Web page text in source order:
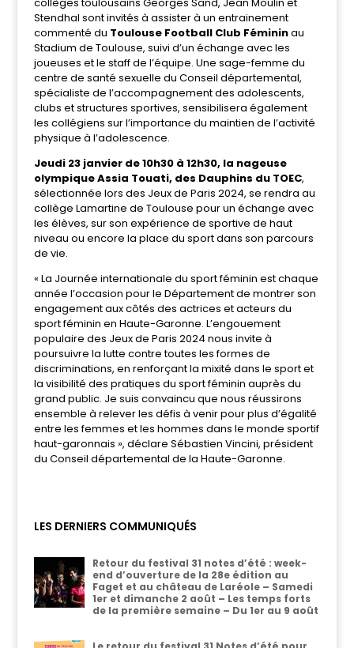
Stendhal sont invités à assister à un entrainement
commenté du Toulouse Football Club Fémininau
Stadium de Toulouse, suivi d’un échange avec les
joueuses et le staff de l’équipe. Une sage-femme du
centre de santé sexuelle du Conseil départemental,
spécialiste de l’accompagnement des adolescents,
clubs et structures sportives, sensibilisera également
les collégiens sur l’importance du maintien de l’activité
physique à l’adolescence.
Jeudi 23 janvier de 10h30 à 12h30, la nageuse
olympique Assia Touati, des Dauphins du TOEC,
sélectionnée lors des Jeux de Paris 2024, se rendra au
collège Lamartine de Toulouse pour un échange avec
les élèves, sur son expérience de sportive de haut
niveau ou encore la place du sport dans son parcours
de vie.
« La Journée internationale du sport féminin est chaque
année l’occasion pour le Département de montrer son
engagement aux côtés des actrices et acteurs du
sport féminin en Haute-Garonne. L’engouement
populaire des Jeux de Paris 2024 nous invite à
poursuivre la lutte contre toutes les formes de
discriminations, en renforçant la mixité dans le sport et
la visibilité des pratiques du sport féminin auprès du
grand public. Je suis convaincu que nous réussirons
ensemble à relever les défis à venir pour plus d’égalité
entre les femmes et les hommes dans le monde sportif
haut-garonnais », déclare Sébastien Vincini, président
du Conseil départemental de la Haute-Garonne.
LES DERNIERS COMMUNIQUÉS
Retour du festival 31 notes d’été : week-
end d’ouverture de la 28e édition au
Faget et au château de Laréole – Samedi
1er et dimanche 2 août – Les temps forts
de la première semaine – Du 1er au 9 août